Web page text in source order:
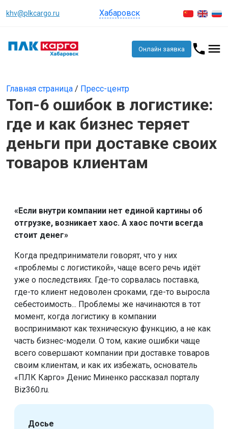
khv@plkcargo.ru Хабаровск
Онлайн заявка
Главная страница / Пресс-центр
Топ-6 ошибок в логистике:
где и как бизнес теряет
деньги при доставке своих
товаров клиентам
«Если внутри компании нет единой картины об
отгрузке, возникает хаос. А хаос почти всегда
стоит денег»
Когда предприниматели говорят, что у них
«проблемы с логистикой», чаще всего речь идёт
уже о последствиях. Где-то сорвалась поставка,
где-то клиент недоволен сроками, где-то выросла
себестоимость... Проблемы же начинаются в тот
момент, когда логистику в компании
воспринимают как техническую функцию, а не как
часть бизнес-модели. О том, какие ошибки чаще
всего совершают компании при доставке товаров
своим клиентам, и как их избежать, основатель
«ПЛК Карго» Денис Миненко рассказал порталу
Biz360.ru.
Досье